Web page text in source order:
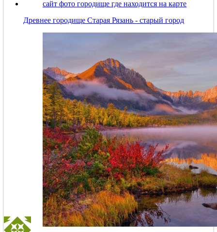
Древнее городище Старая Рязань - старый город